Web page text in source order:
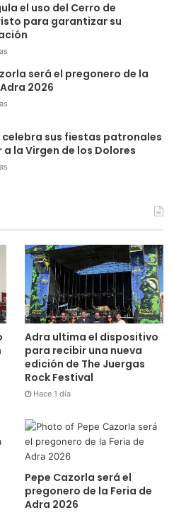
el uso del Cerro de
para garantizar su
será el pregonero de la
2026
celebra sus fiestas patronales
a la Virgen de los Dolores
Adra ultima el dispositivo
para recibir una nueva
edición de The Juergas
Rock Festival
Hace 1 día
Pepe Cazorla será el
pregonero de la Feria de
Adra 2026